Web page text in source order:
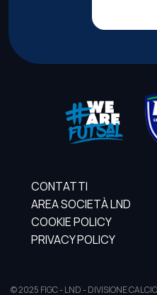
CONTATTI
AREA SOCIETÀ LND
COOKIE POLICY
PRIVACY POLICY
© 2025 FIGC - LND - DIVISIONE